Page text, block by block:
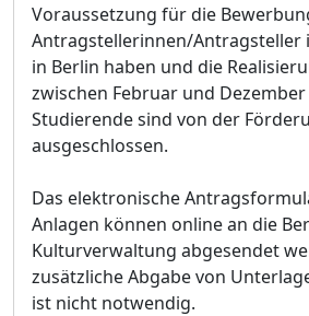
Voraussetzung für die
Antragstellerinnen/Antragsteller
in Berlin haben und die
zwischen Februar und
Studierende sind von der
ausgeschlossen.
Das elektronische
Anlagen können online an die
Kulturverwaltung abgesendet
zusätzliche Abgabe von
ist nicht notwendig.